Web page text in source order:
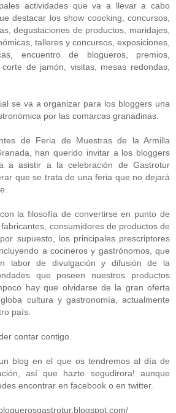
actividades que va a llevar a cabo
destacar los show coocking, concursos,
degustaciones de productos, maridajes,
talleres y concursos, exposiciones,
encuentro de blogueros, premios,
de jamón, visitas, mesas redondas,
se va a organizar para los bloggers una
por las comarcas granadinas.
de Feria de Muestras de la Armilla
han querido invitar a los bloggers
a asistir a la celebración de Gastrotur
que se trata de una feria que no dejará
la filosofía de convertirse en punto de
consumidores de productos de
supuesto, los principales prescriptores
a cocineros y gastrónomos, que
labor de divulgación y difusión de la
que poseen nuestros productos
hay que olvidarse de la gran oferta
cultura y gastronomía, actualmente
país.
contar contigo.
blog en el que os tendremos al día de
así que hazte segudirora! aunque
encontrar en facebook o en twitter.